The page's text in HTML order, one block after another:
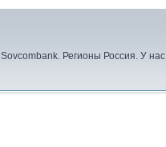
Sovcombank. Регионы Россия. У